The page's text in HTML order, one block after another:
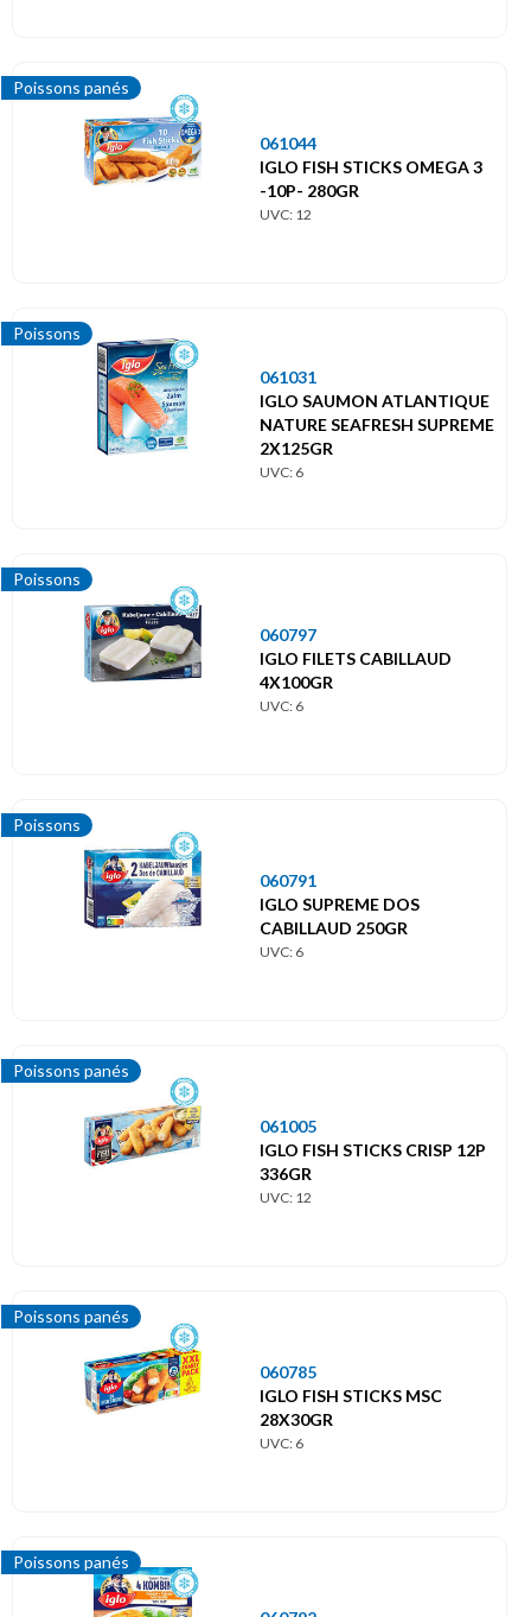
Poissons panés
061044
IGLO FISH STICKS OMEGA 3
-10P- 280GR
UVC: 12
Poissons
061031
IGLO SAUMON ATLANTIQUE
NATURE SEAFRESH SUPREME
2X125GR
UVC: 6
Poissons
060797
IGLO FILETS CABILLAUD
4X100GR
UVC: 6
Poissons
060791
IGLO SUPREME DOS
CABILLAUD 250GR
UVC: 6
Poissons panés
061005
IGLO FISH STICKS CRISP 12P
336GR
UVC: 12
Poissons panés
060785
IGLO FISH STICKS MSC
28X30GR
UVC: 6
Poissons panés